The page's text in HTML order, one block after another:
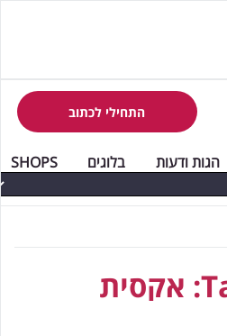
התחילי לכתוב
הגות ודעות בלוגים SHOPS
אקסית